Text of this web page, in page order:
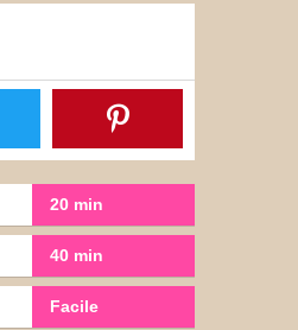
20 min
40 min
Facile